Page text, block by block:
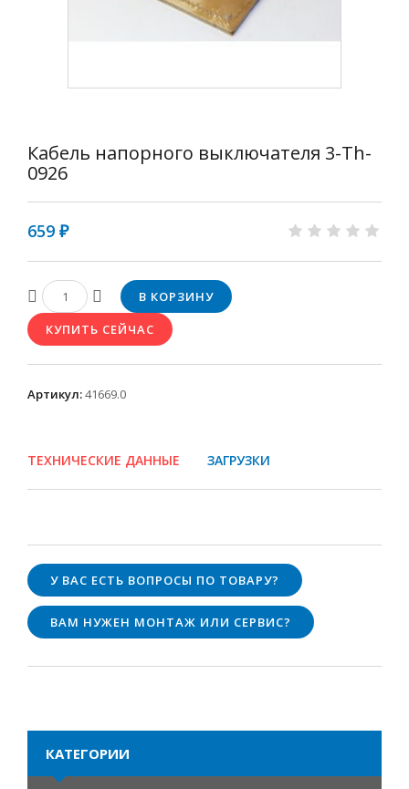
Кабель напорного выключателя 3-Th-
0926
659 ₽
Артикул:41669.0
ТЕХНИЧЕСКИЕ ДАННЫЕ ЗАГРУЗКИ
У ВАС ЕСТЬ ВОПРОСЫ ПО ТОВАРУ?
ВАМ НУЖЕН МОНТАЖ ИЛИ СЕРВИС?
КАТЕГОРИИ